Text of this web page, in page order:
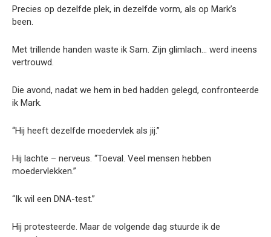
Precies op dezelfde plek, in dezelfde vorm, als op Mark’s
been.
Met trillende handen waste ik Sam. Zijn glimlach… werd ineens
vertrouwd.
Die avond, nadat we hem in bed hadden gelegd, confronteerde
ik Mark.
“Hij heeft dezelfde moedervlek als jij.”
Hij lachte – nerveus. “Toeval. Veel mensen hebben
moedervlekken.”
“Ik wil een DNA-test.”
Hij protesteerde. Maar de volgende dag stuurde ik de